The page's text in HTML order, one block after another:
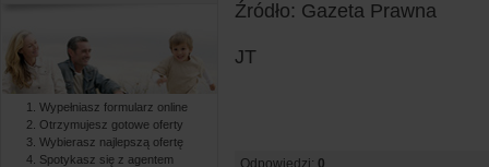
Wypełniasz formularz online
Otrzymujesz gotowe oferty
Wybierasz najlepszą ofertę
Spotykasz się z agentem
Źródło: Gazeta Prawna
JT
Odpowiedzi: 0